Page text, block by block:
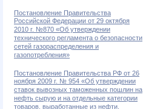
Постановление Правительства
Российской Федерации от 29 октября
2010 г. №870 «Об утверждении
технического регламента о безопасности
сетей газораспределения и
газопотребления»
Постановление Правительства РФ от 26
ноября 2009 г. № 954 «Об утверждении
ставок вывозных таможенных пошлин на
нефть сырую и на отдельные категории
товаров, выработанные из нефти,